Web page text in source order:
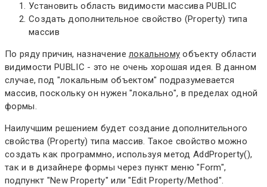
Установить область видимости массива PUBLIC
Создать дополнительное свойство (Property) типа
массив
По ряду причин, назначениелокальному объекту области
видимости PUBLIC - это не очень хорошая идея. В данном
случае, под "локальным объектом" подразумевается
массив, поскольку он нужен "локально", в пределах одной
формы.
Наилучшим решением будет создание дополнительного
свойства (Property) типа массив. Такое свойство можно
создать как программно, используя метод AddProperty(),
так и в дизайнере формы через пункт меню "Form",
подпункт "New Property" или "Edit Property/Method".